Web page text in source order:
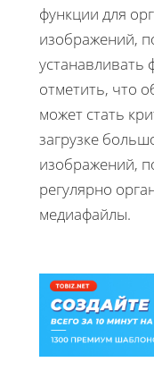
функции для
изображений,
устанавливать
отметить, что
может стать
загрузке
изображений,
регулярно
медиафайлы.